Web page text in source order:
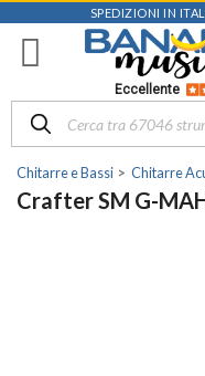
SPEDIZIONI IN
Eccellente
Chitarre e Bassi Chitarre
Crafter SM G-